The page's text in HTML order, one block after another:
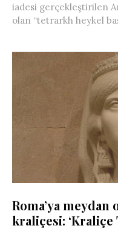
iadesi gerçekleştirilen
olan “tetrarkh heykel
Roma’ya
kraliçesi: ‘Kraliçe